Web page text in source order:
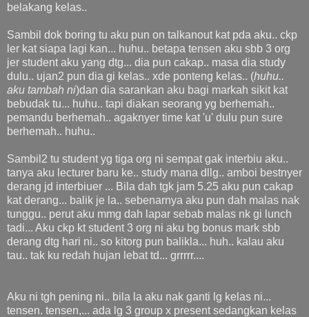
belakang kelas..
Sambil dok boring tu aku pun on talkanout kat pda aku.. ckp
ler kat siapa lagi kan... huhu.. betapa tensen aku sbb 3 org
jer student aku yang dtg... dia pun cakap.. masa dia study
dulu.. ujan2 pun dia gi kelas.. xde ponteng kelas.. (huhu..
aku tambah ni)dan dia sarankan aku bagi markah sikit kat
bebudak tu... huhu.. tapi diakan seorang yg berhemah..
pemandu berhemah.. agaknyer time kat 'u' dulu pun sure
berhemah.. huhu..
Sambil2 tu student yg tiga org ni sempat gak interbiu aku..
tanya aku lecturer baru ke.. study mana dllg.. amboi bestnyer
derang jd interbiuer ... Bila dah tgk jam 5.25 aku pun cakap
kat derang... balik je la.. sebenarnya aku pun dah malas nak
tunggu.. perut aku mmg dah lapar sebab malas nk gi lunch
tadi... Aku ckp kt student 3 org ni aku bg bonus mark sbb
derang dtg hari ni.. so kitorg pun balikla... huh.. kalau aku
tau.. tak ku redah hujan lebat td... grrrrr....
Aku ni tgh pening ni.. bila la aku nak ganti lg kelas ni...
tensen. tensen,... ada lg 3 group x present sedangkan kelas